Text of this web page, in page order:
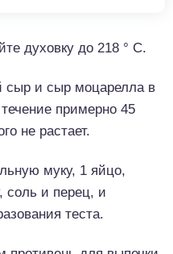
духовку до 218 ° C.
сыр и сыр моцарелла в
примерно 45
не растает.
муку, 1 яйцо,
соль и перец, и
теста.